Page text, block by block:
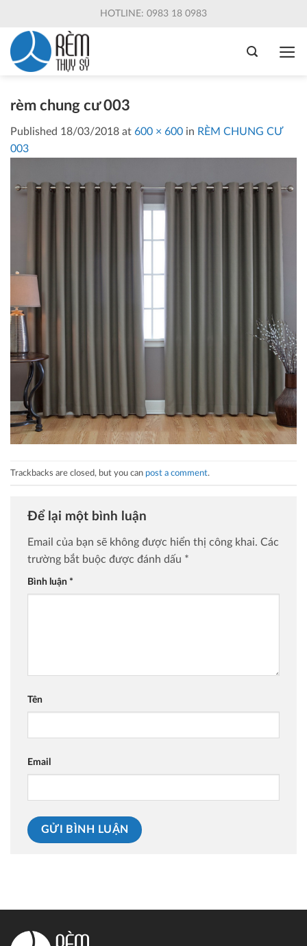
content
HOTLINE: 0983 18 0983
rèm chung cư 003
Published 18/03/2018 at 600 × 600 in RÈM CHUNG CƯ
003
Trackbacks are closed, but you can post a comment.
Để lại một bình luận
Email của bạn sẽ không được hiển thị công khai. Các
trường bắt buộc được đánh dấu *
Bình luận *
Tên
Email